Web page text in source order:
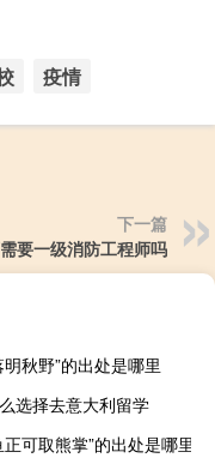
疫情
下一篇
要一级消防工程师吗
明秋野”的出处是哪里
选择去意大利留学
正可取熊掌”的出处是哪里